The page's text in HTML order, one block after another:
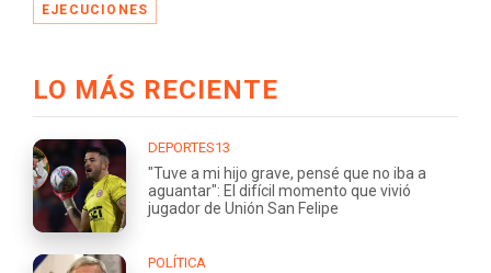
EJECUCIONES
LO MÁS RECIENTE
DEPORTES13
"Tuve a mi hijo grave, pensé que no iba a
aguantar": El difícil momento que vivió
jugador de Unión San Felipe
POLÍTICA